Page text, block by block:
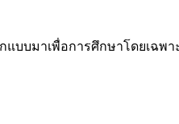
บบมาเพื่อการศึกษาโดยเฉพา